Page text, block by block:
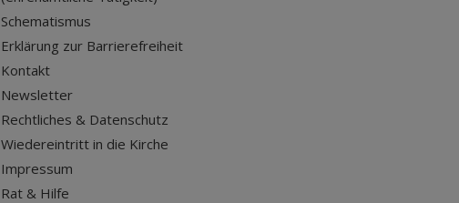
Schematismus
Erklärung zur Barrierefreiheit
Kontakt
Newsletter
Rechtliches & Datenschutz
Wiedereintritt in die Kirche
Impressum
Rat & Hilfe